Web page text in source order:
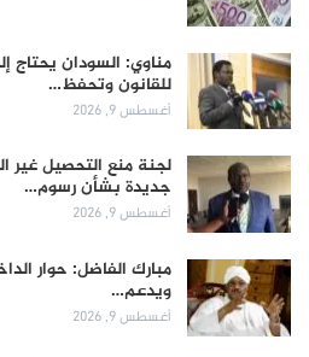
مناوي: السودان يحتاج
للقانون وتحفظ…
أغسطس 9, 2026
لجنة منع التحصيل
جديدة بشأن رسوم…
أغسطس 9, 2026
مبارك الفاضل: حوار
ويدعم…
أغسطس 9, 2026